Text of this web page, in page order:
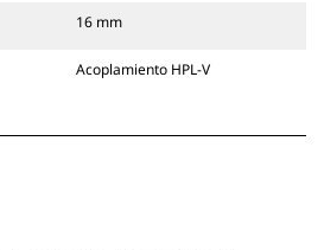
16 mm
Acoplamiento HPL-V